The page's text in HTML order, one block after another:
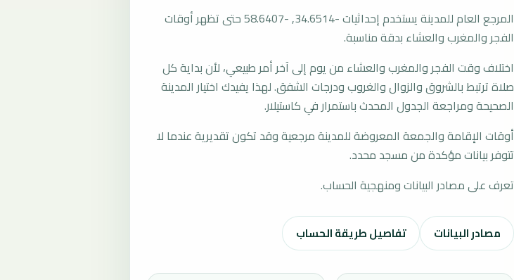
المرجع العام للمدينة يستخدم إحداثيات -34.6514, -58.6407 حتى تظهر أوقات
الفجر والمغرب والعشاء بدقة مناسبة.
اختلاف وقت الفجر والمغرب والعشاء من يوم إلى آخر أمر طبيعي، لأن بداية كل
صلاة ترتبط بالشروق والزوال والغروب ودرجات الشفق. لهذا يفيدك اختيار المدينة
الصحيحة ومراجعة الجدول المحدث باستمرار في كاستيلار.
أوقات الإقامة والجمعة المعروضة للمدينة مرجعية وقد تكون تقديرية عندما لا
تتوفر بيانات مؤكدة من مسجد محدد.
تعرف على مصادر البيانات ومنهجية الحساب.
مصادر البيانات تفاصيل طريقة الحساب